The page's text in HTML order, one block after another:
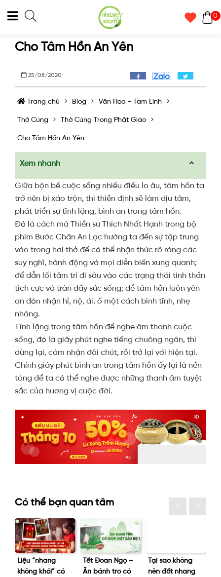
0
Cho Tâm Hồn An Yên
25/08/2020
Trang chủ Blog Văn Hóa - Tâm Linh
Thờ Cúng Thờ Cúng Trong Phật Giáo
Cho Tâm Hồn An Yên
Xem nhanh
Giữa bộn bề cuộc sống nhiều điều lo âu, tâm hồn ta
trở nên bị xáo trộn, thì thiền định sẽ làm dịu tâm,
phát triển sự tĩnh lặng, bình an trong tâm hồn.
Đó là cách mà Thiền sư Thích Nhất Hạnh trong bộ
phim Bước Chân An Lạc hướng ta đến sự tập trung
vào trong hơi thở để có thể nhận thức rõ ràng các
suy nghĩ, hành động và mọi diễn biến xung quanh;
để dẫn lối tâm trí đi sâu vào các trạng thái tinh thần
tích cực và tràn đầy sức sống; để tâm hồn luôn yên
an đón nhận hỉ, nộ, ái, ố một cách bình tĩnh, nhẹ
nhàng.
Tĩnh lặng trong tâm hồn để nghe âm thanh cuộc
sống, đó là giây phút nghe tiếng chuông ngân, thì
dừng lại, cảm nhận đôi chút, rồi trở lại với hiện tại.
Chính giây phút bình an trong tâm hồn ấy lại là nền
tảng để ta có thể nghe được những thanh âm tuyệt
sắc của hương vị cuộc đời.
Có thể bạn quan tâm
Liệu “nhang
không khói” có
Tết Đoan Ngọ –
Ăn bánh tro có
Tại sao không
nên đốt nhang